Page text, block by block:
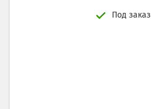
Под заказ